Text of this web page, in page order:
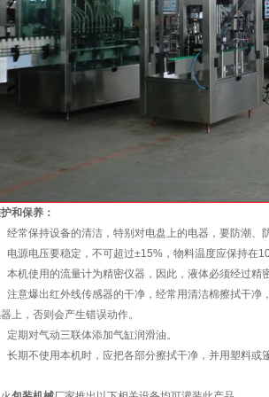
和保养：
经常保持设备的清洁，特别对电盘上的电器，要防潮
电源电压要稳定，不可超过±15%，物料温度应保持
本机使用的流量计为精密仪器，因此，液体必须经过
注意爆出红外线传感器的干净，经常用清洁棉擦拭干
上，否则会产生错误动作。
定期对气动三联体添加气缸润滑油。
长期不使用本机时，应把各部分擦拭干净，并用塑料或